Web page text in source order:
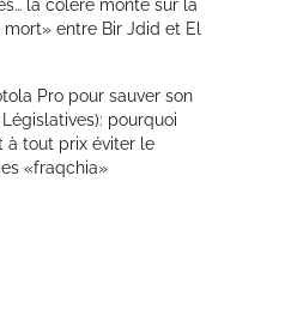
la colère monte sur la
entre Bir Jdid et El
Pro pour sauver son
pourquoi
à tout prix éviter le
«fraqchia»